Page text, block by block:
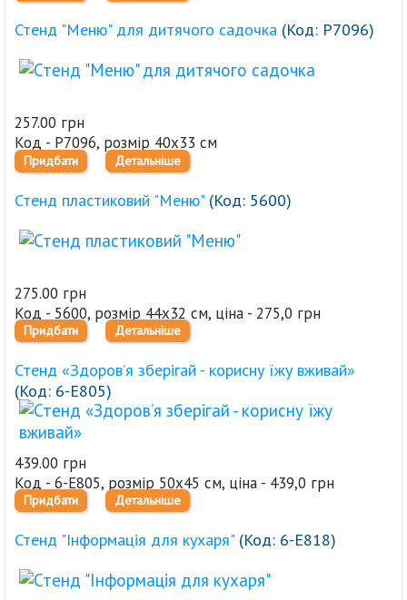
Стенд "Меню" для дитячого садочка (Код: Р7096)
257.00 грн
Код - Р7096, розмір 40х33 см
Придбати Детальніше
Стенд пластиковий "Меню" (Код: 5600)
275.00 грн
Код - 5600, розмір 44х32 см, ціна - 275,0 грн
Придбати Детальніше
Стенд «Здоров’я зберігай - корисну їжу вживай»
(Код: 6-Е805)
439.00 грн
Код - 6-Е805, розмір 50х45 см, ціна - 439,0 грн
Придбати Детальніше
Стенд "Інформація для кухаря" (Код: 6-Е818)